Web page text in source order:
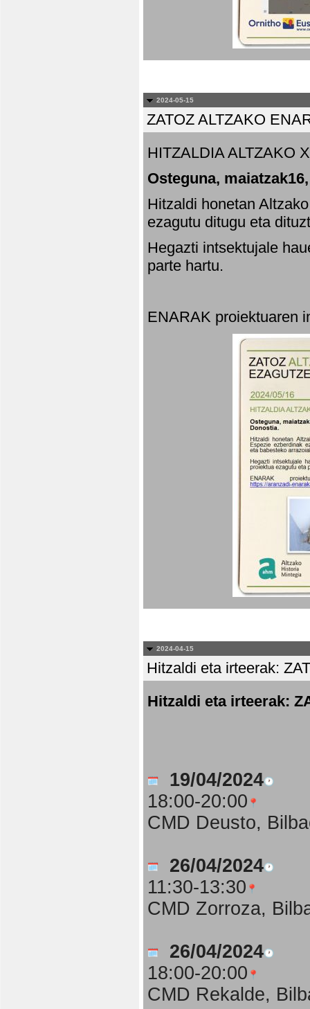
2024-05-15
ZATOZ ALTZAKO
HITZALDIA ALTZAKO
Osteguna,
Hitzaldi honetan
ezagutu ditugu eta
Hegazti intsektujale
parte hartu.
ENARAK proiektuaren
2024-04-15
Hitzaldi eta irteerak:
Hitzaldi eta irteerak:
19/04/2024
18:00-20:00
CMD Deusto,
26/04/2024
11:30-13:30
CMD Zorroza,
26/04/2024
18:00-20:00
CMD Rekalde,